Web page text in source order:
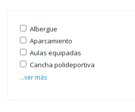
Albergue
Aparcamiento
Aulas equipadas
Cancha polideportiva
...ver más